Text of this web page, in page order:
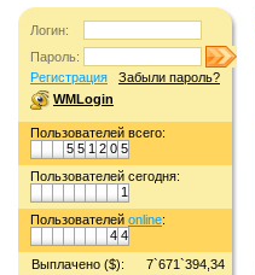
Логин:
Пароль:
Регистрация
Забыли пароль?
WMLogin
Пользователей всего:
5 5 1 2 0 5
Пользователей сегодня:
1
Пользователей online:
4 4
Выплачено ($):
7`671`394,34